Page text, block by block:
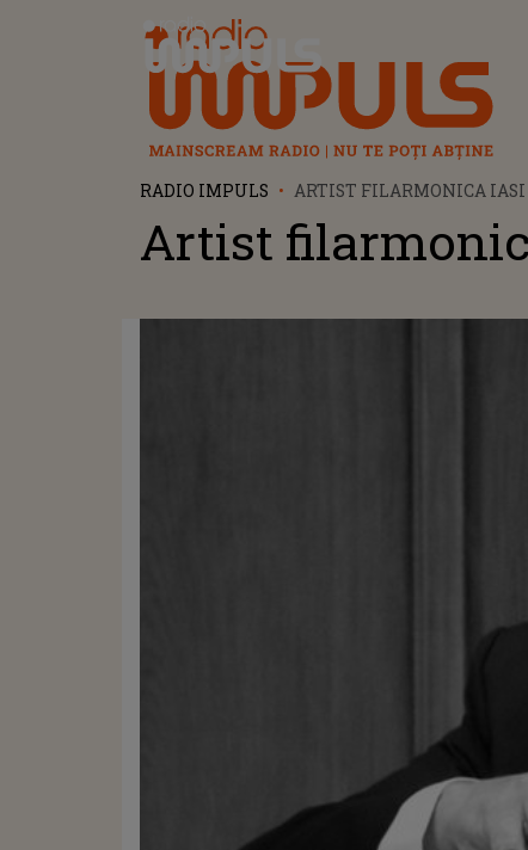
Radio Impuls
RADIO IMPULS ARTIST FILARMONICA IASI
Artist